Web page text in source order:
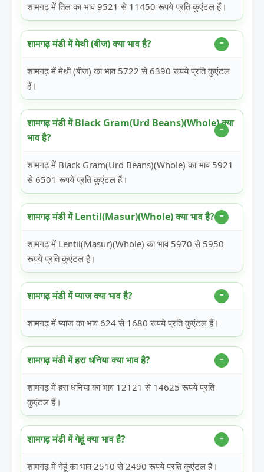
शामगढ़ में तिल का भाव 9521 से 11450 रूपये प्रति कुएंटल हैं।
शामगढ़ मंडी में मेथी (बीज) क्या भाव है?
शामगढ़ में मेथी (बीज) का भाव 5722 से 6390 रूपये प्रति कुएंटल
हैं।
शामगढ़ मंडी में Black Gram(Urd Beans)(Whole) क्या
भाव है?
शामगढ़ में Black Gram(Urd Beans)(Whole) का भाव 5921
से 6501 रूपये प्रति कुएंटल हैं।
शामगढ़ मंडी में Lentil(Masur)(Whole) क्या भाव है?
शामगढ़ में Lentil(Masur)(Whole) का भाव 5970 से 5950
रूपये प्रति कुएंटल हैं।
शामगढ़ मंडी में प्याज क्या भाव है?
शामगढ़ में प्याज का भाव 624 से 1680 रूपये प्रति कुएंटल हैं।
शामगढ़ मंडी में हरा धनिया क्या भाव है?
शामगढ़ में हरा धनिया का भाव 12121 से 14625 रूपये प्रति
कुएंटल हैं।
शामगढ़ मंडी में गेहूं क्या भाव है?
शामगढ़ में गेहूं का भाव 2510 से 2490 रूपये प्रति कुएंटल हैं।